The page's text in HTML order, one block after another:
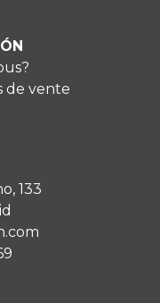
de vente
133